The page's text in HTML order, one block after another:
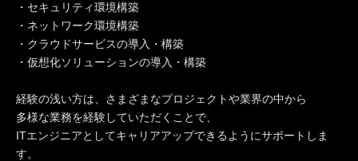
・セキュリティ環境構築
・ネットワーク環境構築
・クラウドサービスの導入・構築
・仮想化ソリューションの導入・構築
経験の浅い方は、さまざまなプロジェクトや業界の中から
多様な業務を経験していただくことで、
ITエンジニアとしてキャリアアップできるようにサポートしま
す。